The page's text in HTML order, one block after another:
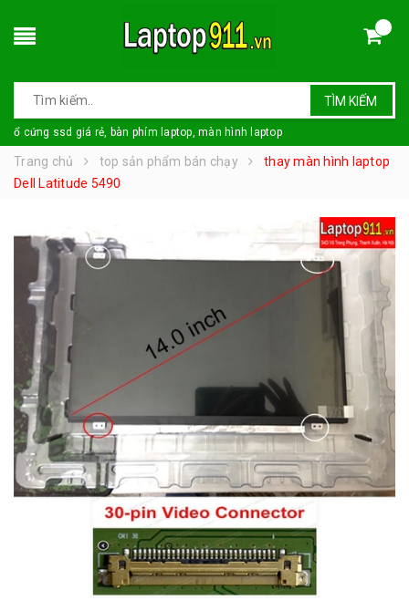
TÌM KIẾM
ổ cứng ssd giá rẻ, bàn phím laptop, màn hình laptop
Trang chủ top sản phẩm bán chạy
thay màn hình laptop
Dell Latitude 5490